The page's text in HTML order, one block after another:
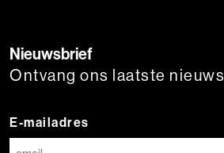
Nieuwsbrief
Ontvang ons laatste nieuws
E-mailadres